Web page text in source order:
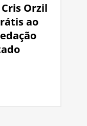
Orzil
ao